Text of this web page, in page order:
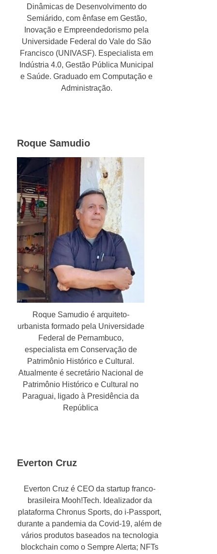
Dinâmicas de Desenvolvimento do
Semiárido, com ênfase em Gestão,
Inovação e Empreendedorismo pela
Universidade Federal do Vale do São
Francisco (UNIVASF). Especialista em
Indústria 4.0, Gestão Pública Municipal
e Saúde. Graduado em Computação e
Administração.
Roque Samudio
Roque Samudio é arquiteto-
urbanista formado pela Universidade
Federal de Pernambuco,
especialista em Conservação de
Patrimônio Histórico e Cultural.
Atualmente é secretário Nacional de
Patrimônio Histórico e Cultural no
Paraguai, ligado à Presidência da
República
Everton Cruz
Everton Cruz é CEO da startup franco-
brasileira Mooh!Tech. Idealizador da
plataforma Chronus Sports, do i-Passport,
durante a pandemia da Covid-19, além de
vários produtos baseados na tecnologia
blockchain como o Sempre Alerta; NFTs